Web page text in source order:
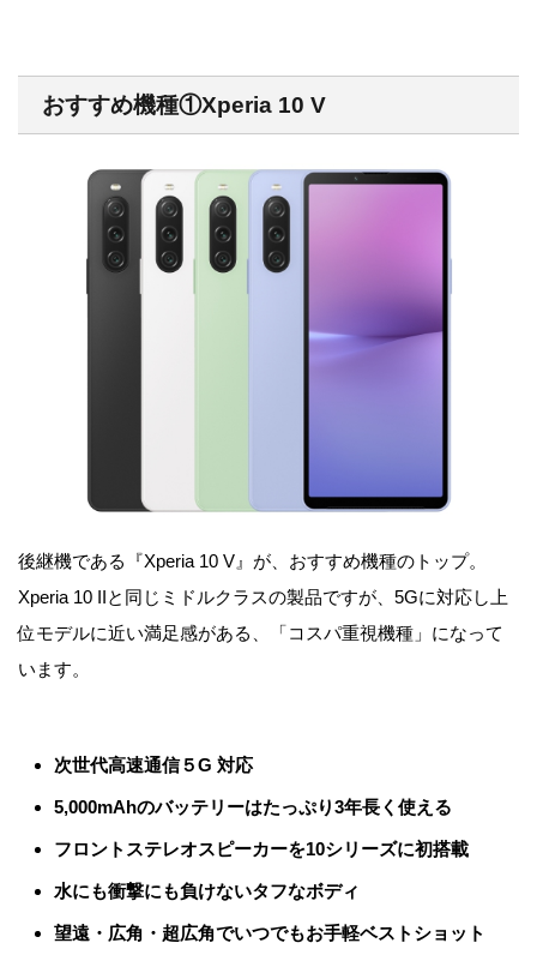
おすすめ機種①Xperia 10 V
後継機である『Xperia 10 V』が、おすすめ機種のトップ。
Xperia 10 IIと同じミドルクラスの製品ですが、5Gに対応し上
位モデルに近い満足感がある、「コスパ重視機種」になって
います。
次世代高速通信５G 対応
5,000mAhのバッテリーはたっぷり3年長く使える
フロントステレオスピーカーを10シリーズに初搭載
水にも衝撃にも負けないタフなボディ
望遠・広角・超広角でいつでもお手軽ベストショット